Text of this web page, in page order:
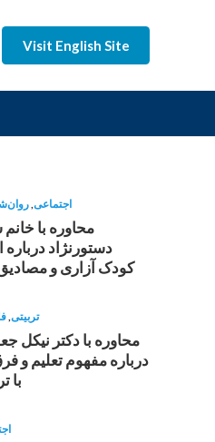
Visit English Site
اجتماعی,
محاوره با خانم
دستورنژاد درباره
کودک آزاری و مصادیق
تربیتی,
محاوره با دکتر نیکل
درباره مفهوم تعلیم و
با